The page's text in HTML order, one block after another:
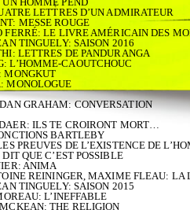
LETTRES D’UN ADMIRATEUR
MESSE ROUGE
FERRÉ: LE LIVRE AMÉRICAIN DES
TINGUELY: SAISON 2016
LETTRES DE PANDURANGA
L’HOMME-CAOUTCHOUC
MONGKUT
MONOLOGUE
GRAHAM: CONVERSATION
ILS TE CROIRONT MORT…
BARTLEBY
PREUVES DE L’EXISTENCE DE
DIT QUE C’EST POSSIBLE
ANIMA
REININGER, MAXIME FLEAU: LA
TINGUELY: SAISON 2015
L’INEFFABLE
THE RELIGION